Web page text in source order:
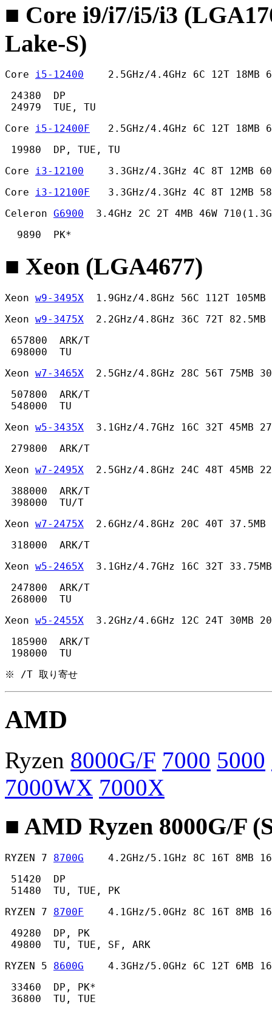
■ Core i9/i7/i5/i3
Lake-S)
Core i5-12400
2.5GHz/4.4GHz 6C 12T 18MB
24380  DP
24979  TUE, TU
Core i5-12400F
2.5GHz/4.4GHz 6C 12T 18MB
19980  DP, TUE, TU
Core i3-12100
3.3GHz/4.3GHz 4C 8T 12MB
Core i3-12100F
3.3GHz/4.3GHz 4C 8T 12MB
Celeron G6900
3.4GHz 2C 2T 4MB 46W
  9890  PK*
■ Xeon (LGA4677)
Xeon w9-3495X
1.9GHz/4.8GHz 56C 112T 105MB
Xeon w9-3475X
2.2GHz/4.8GHz 36C 72T 82.5MB
657800  ARK/T
698000  TU
Xeon w7-3465X
2.5GHz/4.8GHz 28C 56T 75MB
507800  ARK/T
548000  TU
Xeon w5-3435X
3.1GHz/4.7GHz 16C 32T 45MB
279800  ARK/T
Xeon w7-2495X
2.5GHz/4.8GHz 24C 48T 45MB
388000  ARK/T
398000  TU/T
Xeon w7-2475X
2.6GHz/4.8GHz 20C 40T 37.5MB
318000  ARK/T
Xeon w5-2465X
3.1GHz/4.7GHz 16C 32T
247800  ARK/T
268000  TU
Xeon w5-2455X
3.2GHz/4.6GHz 12C 24T 30MB
185900  ARK/T
198000  TU
※ /T 取り寄せ
AMD
Ryzen 8000G/F 7000 5000
7000WX 7000X
■ AMD Ryzen 8000G/F
RYZEN 7 8700G
4.2GHz/5.1GHz 8C 16T 8MB
51420  DP
51480  TU, TUE, PK
RYZEN 7 8700F
4.1GHz/5.0GHz 8C 16T 8MB
49280  DP, PK
49800  TU, TUE, SF, ARK
RYZEN 5 8600G
4.3GHz/5.0GHz 6C 12T 6MB
33460  DP, PK*
36800  TU, TUE